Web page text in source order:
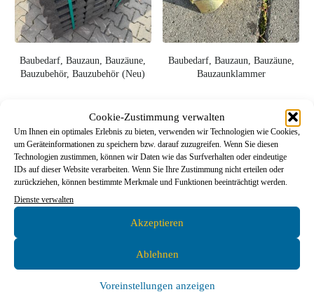
Cookie-Zustimmung verwalten
Um Ihnen ein optimales Erlebnis zu bieten, verwenden wir Technologien wie Cookies,
um Geräteinformationen zu speichern bzw. darauf zuzugreifen. Wenn Sie diesen
Technologien zustimmen, können wir Daten wie das Surfverhalten oder eindeutige
IDs auf dieser Website verarbeiten. Wenn Sie Ihre Zustimmung nicht erteilen oder
zurückziehen, können bestimmte Merkmale und Funktionen beeinträchtigt werden.
Dienste verwalten
Akzeptieren
Ablehnen
Voreinstellungen anzeigen
Baubedarf, Bauzaun, Bauzäune,
Bauzubehör, Bauzubehör (Neu)
recyclet
20,00
Baubedarf, Bauzaun, Bauzäune,
Bauzaunklammer
Befestigung